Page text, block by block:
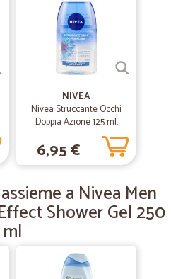
09/04/2019
lavoro
26/01/2019
NIVEA
Nivea Struccante Occhi
Doppia Azione 125 ml.
6,95 €
a Nivea Men
Shower Gel 250
ml